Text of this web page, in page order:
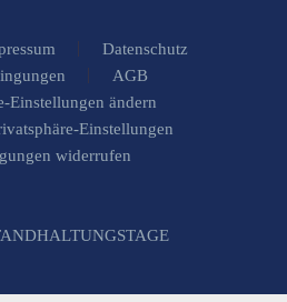
Datenschutz
AGB
Einstellungen ändern
Einstellungen
widerrufen